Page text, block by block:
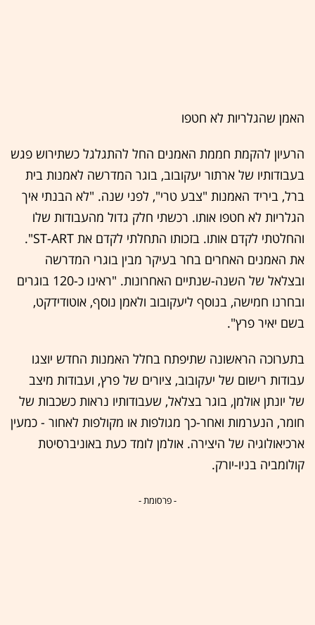
האמן שהגלריות לא חטפו
הרעיון להקמת חממת האמנים החל להתגלגל כשתירוש פגש
בעבודותיו של ארתור יעקובוב, בוגר המדרשה לאמנות בית
ברל, ביריד האמנות "צבע טרי", לפני שנה. "לא הבנתי איך
הגלריות לא חטפו אותו. רכשתי חלק גדול מהעבודות שלו
והחלטתי לקדם אותו. בזכותו התחלתי לקדם את ST-ART".
את האמנים האחרים בחר בעיקר מבין בוגרי המדרשה
ובצלאל של השנה-שנתיים האחרונות. "ראינו כ-120 בוגרים
ובחרנו חמישה, בנוסף ליעקובוב ולאמן נוסף, אוטודידקט,
בשם יאיר פרץ".
בתערוכה הראשונה שתיפתח בחלל האמנות החדש יוצגו
עבודות רישום של יעקובוב, ציורים של פרץ, ועבודות מיצב
של יונתן אולמן, בוגר בצלאל, שעבודותיו נראות כשכבות של
חומר, הנערמות ואחר-כך מגולפות או מקולפות לאחור - כמעין
ארכיאולוגיה של היצירה. אולמן לומד כעת באוניברסיטת
קולומביה בניו-יורק.
- פרסומת -